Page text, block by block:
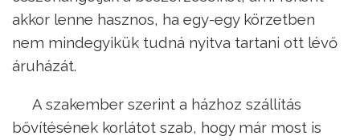
akkor lenne hasznos, ha egy-egy körzetben
nem mindegyikük tudná nyitva tartani ott lévő
áruházát.
A szakember szerint a házhoz szállítás
bővítésének korlátot szab, hogy már most is